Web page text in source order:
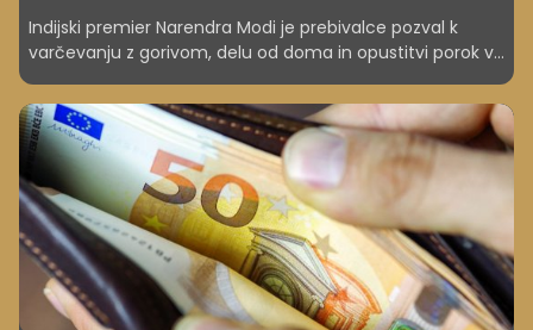
Indijski premier Narendra Modi je prebivalce pozval k
varčevanju z gorivom, delu od doma in opustitvi porok v
tujini. Razlog so visoke cene energije in pritisk na državni
proračun.